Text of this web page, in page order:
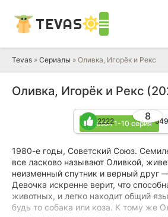
TEVAS
Tevas » Сериалы » Оливка, Игорёк и Рекс
Оливка, Игорёк и Рекс
1 сезон 1-10 серия
8
2222 549
1980-е годы, Советский Союз.
все ласково называют Оливкой,
неизменный спутник и верный друг
Девочка искренне верит, что
животных, и легко находит общий
будь то собака или коза. К тому же